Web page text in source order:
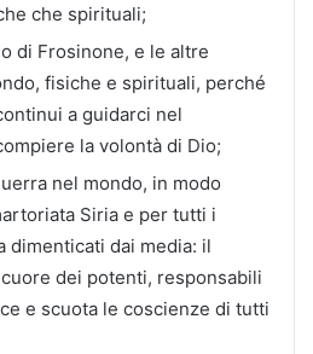
che spirituali;
di Frosinone, e le altre
fisiche e spirituali, perché
a guidarci nel
la volontà di Dio;
nel mondo, in modo
Siria e per tutti i
dimenticati dai media: il
dei potenti, responsabili
e scuota le coscienze di tutti